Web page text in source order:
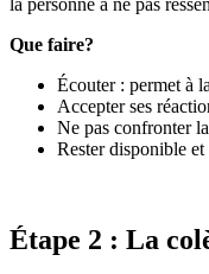
Que faire?
Écouter : permet à
Accepter ses
Ne pas confronter
Rester disponible
Étape 2 : La